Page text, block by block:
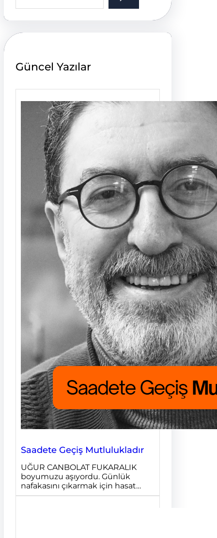
a
h
Güncel Yazılar
Saadete Geçiş Mutlulukladır
UĞUR CANBOLAT FUKARALIK
boyumuzu aşıyordu. Günlük
nafakasını çıkarmak için hasat…